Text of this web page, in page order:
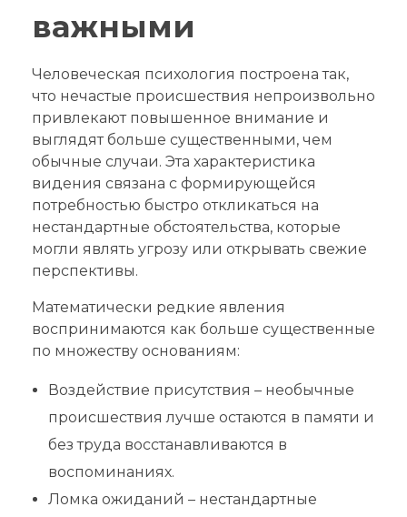
важными
Человеческая психология построена так,
что нечастые происшествия непроизвольно
привлекают повышенное внимание и
выглядят больше существенными, чем
обычные случаи. Эта характеристика
видения связана с формирующейся
потребностью быстро откликаться на
нестандартные обстоятельства, которые
могли являть угрозу или открывать свежие
перспективы.
Математически редкие явления
воспринимаются как больше существенные
по множеству основаниям:
Воздействие присутствия – необычные
происшествия лучше остаются в памяти и
без труда восстанавливаются в
воспоминаниях.
Ломка ожиданий – нестандартные